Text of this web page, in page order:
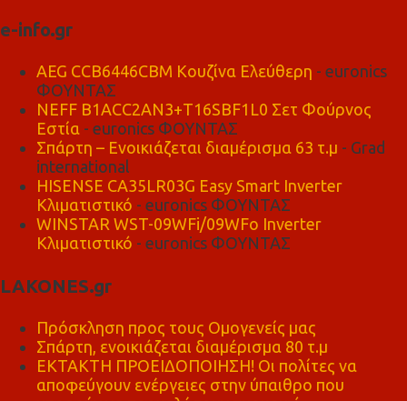
e-info.gr
AEG CCB6446CBM Κουζίνα Ελεύθερη - euronics
ΦΟΥΝΤΑΣ
NEFF B1ACC2AN3+T16SBF1L0 Σετ Φούρνος
Εστία - euronics ΦΟΥΝΤΑΣ
Σπάρτη – Ενοικιάζεται διαμέρισμα 63 τ.μ - Grad
international
HISENSE CA35LR03G Easy Smart Inverter
Κλιματιστικό - euronics ΦΟΥΝΤΑΣ
WINSTAR WST-09WFi/09WFo Inverter
Κλιματιστικό - euronics ΦΟΥΝΤΑΣ
LAKONES.gr
Πρόσκληση προς τους Ομογενείς μας
Σπάρτη, ενοικιάζεται διαμέρισμα 80 τ.μ
ΕΚΤΑΚΤΗ ΠΡΟΕΙΔΟΠΟΙΗΣΗ! Οι πολίτες να
αποφεύγουν ενέργειες στην ύπαιθρο που